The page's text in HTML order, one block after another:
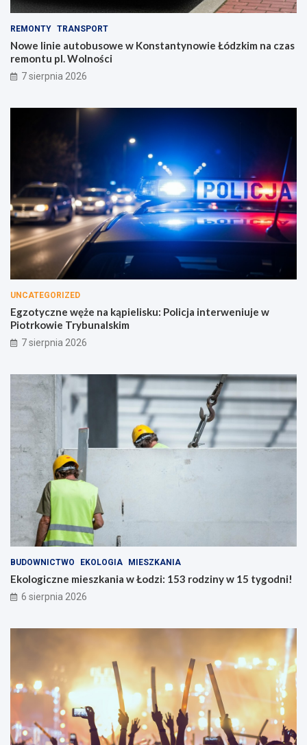
REMONTY TRANSPORT
Nowe linie autobusowe w Konstantynowie Łódzkim na czas
remontu pl. Wolności
7 sierpnia 2026
UNCATEGORIZED
Egzotyczne węże na kąpielisku: Policja interweniuje w
Piotrkowie Trybunalskim
7 sierpnia 2026
BUDOWNICTWO EKOLOGIA MIESZKANIA
Ekologiczne mieszkania w Łodzi: 153 rodziny w 15 tygodni!
6 sierpnia 2026